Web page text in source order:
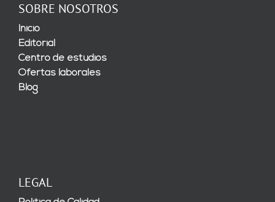
SOBRE NOSOTROS
Inicio
Editorial
Centro de estudios
Ofertas laborales
Blog
LEGAL